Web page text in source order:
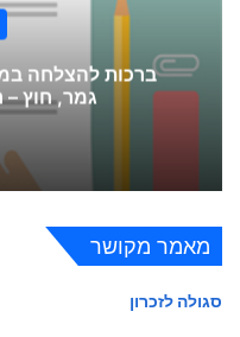
ברכות להצלחה
גמר, חוץ –
מאמר מקושר
סגולה לזכרון